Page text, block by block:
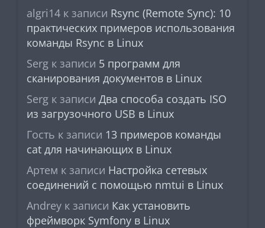
algri14 к записи Rsync (Remote Sync): 10
практических примеров использования
команды Rsync в Linux
Serg к записи 5 программ для
сканирования документов в Linux
Serg к записи Два способа создать ISO
из загрузочного USB в Linux
Гость к записи 13 примеров команды
cat для начинающих в Linux
Артем к записи Настройка сетевых
соединений с помощью nmtui в Linux
Andrey к записи Как установить
фреймворк Symfony в Linux